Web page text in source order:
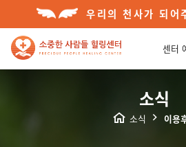
우리의 천사가 되어
센터
소식
소식 이용